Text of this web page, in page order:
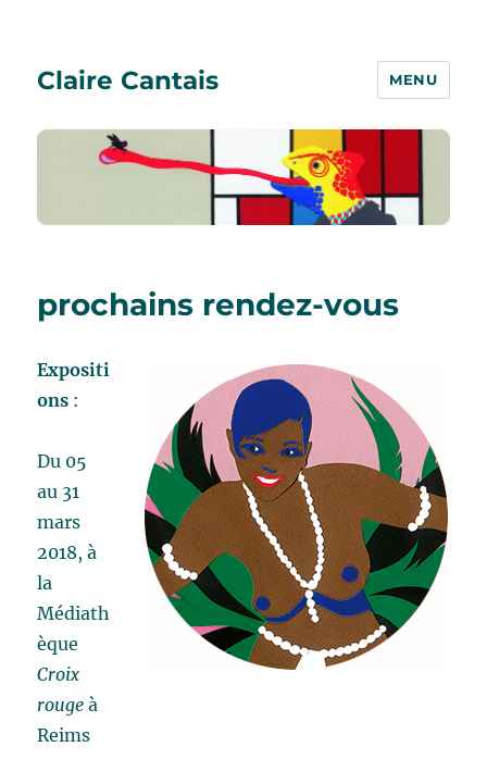
Claire Cantais MENU
prochains rendez-vous
Expositi
ons :
Du 05
au 31
mars
2018, à
la
Médiath
èque
Croix
rouge à
Reims